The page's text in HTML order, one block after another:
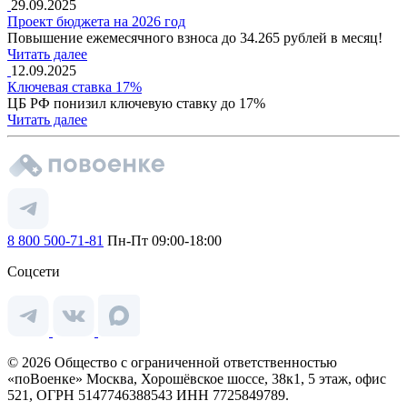
29.09.2025
Проект бюджета на 2026 год
Повышение ежемесячного взноса до 34.265 рублей в месяц!
Читать далее
12.09.2025
Ключевая ставка 17%
ЦБ РФ понизил ключевую ставку до 17%
Читать далее
8 800 500-71-81 Пн-Пт 09:00-18:00
Соцсети
© 2026 Общество с ограниченной ответственностью
«поВоенке» Москва, Хорошёвское шоссе, 38к1, 5 этаж, офис
521, ОГРН 5147746388543 ИНН 7725849789.